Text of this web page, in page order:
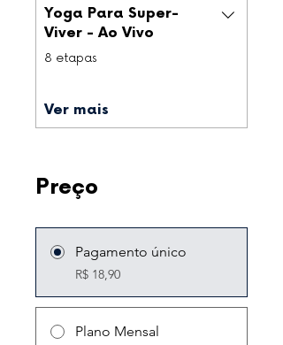
Yoga Para Super-
Viver - Ao Vivo
.
8 etapas
Ver mais
Preço
Pagamento único
R$ 18,90
Plano Mensal